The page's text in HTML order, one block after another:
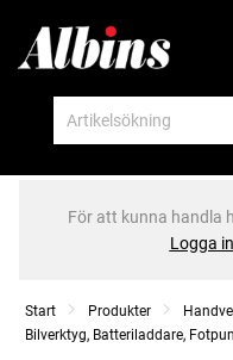
För att kunna handla
Logga in
Start Produkter
Bilverktyg, Batteriladdare,